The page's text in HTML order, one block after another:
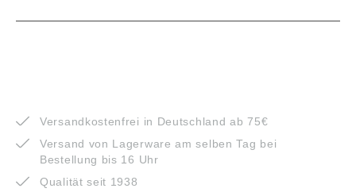
Versandkostenfrei in Deutschland ab 75€
Versand von Lagerware am selben Tag bei
Bestellung bis 16 Uhr
Qualität seit 1938